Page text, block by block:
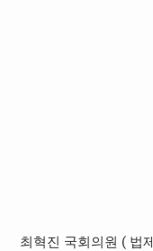
최혁진 국회의원 ( 법